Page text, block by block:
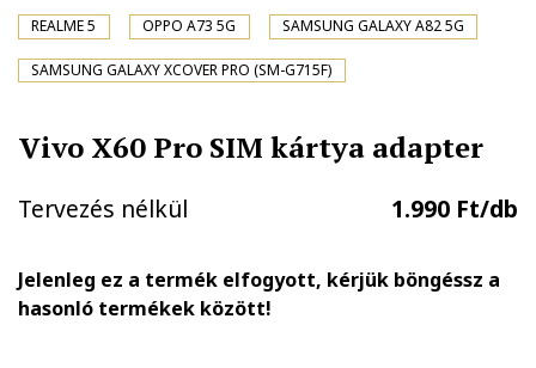
REALME 5 OPPO A73 5G SAMSUNG GALAXY A82 5G
SAMSUNG GALAXY XCOVER PRO (SM-G715F)
Vivo X60 Pro SIM kártya adapter
Tervezés nélkül 1.990 Ft/db
Jelenleg ez a termék elfogyott, kérjük böngéssz a
hasonló termékek között!